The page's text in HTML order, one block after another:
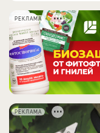
РЕКЛАМА
РЕКЛАМА